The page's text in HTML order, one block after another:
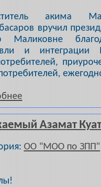
акима
вручил
Маликовне
и
Азамат
ОО "МОО по ЗПП"